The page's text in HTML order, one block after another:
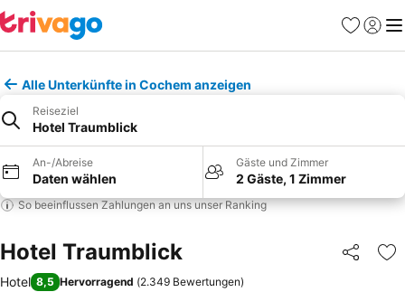
Favoriten
Alle Unterkünfte in Cochem anzeigen
Reiseziel
Hotel Traumblick
An-/Abreise
Daten wählen
Gäste und Zimmer
2 Gäste, 1 Zimmer
So beeinflussen Zahlungen an uns unser Ranking
Hotel Traumblick Teilen
Hotel 8,5 Hervorragend (2.349 Bewertungen)